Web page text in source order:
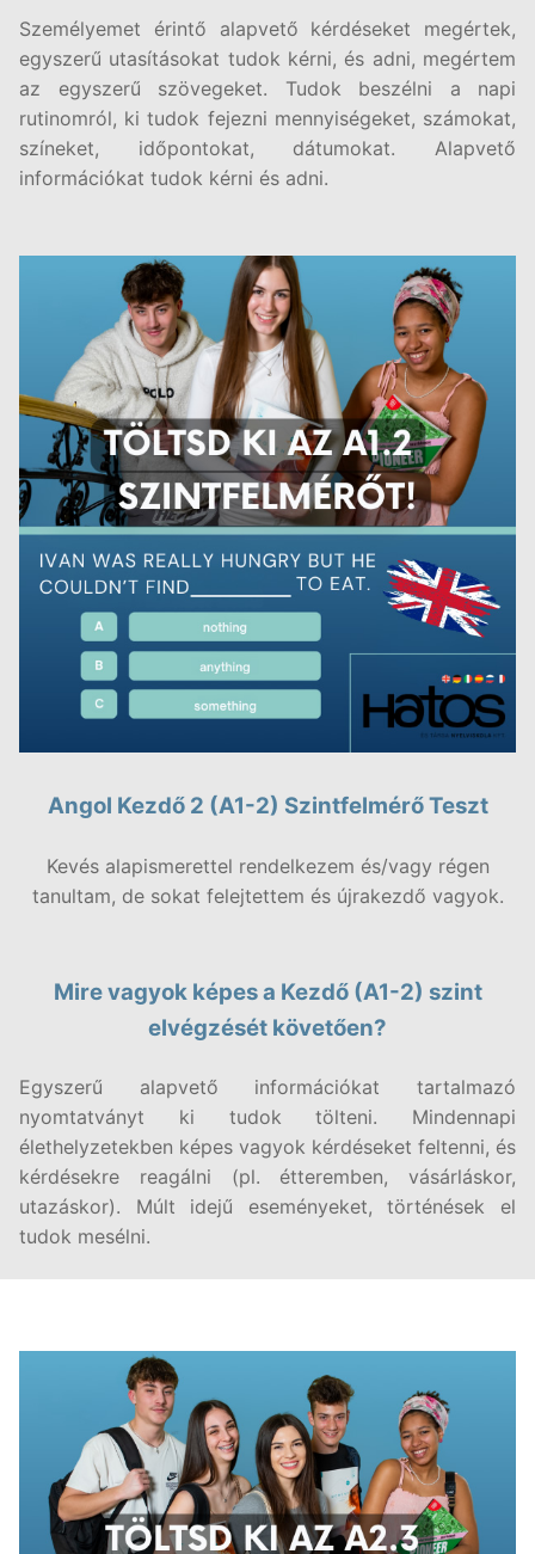
Személyemet érintő alapvető kérdéseket megértek,
egyszerű utasításokat tudok kérni, és adni, megértem
az egyszerű szövegeket. Tudok beszélni a napi
rutinomról, ki tudok fejezni mennyiségeket, számokat,
színeket, időpontokat, dátumokat. Alapvető
információkat tudok kérni és adni.
Angol Kezdő 2 (A1-2) Szintfelmérő Teszt
Kevés alapismerettel rendelkezem és/vagy régen
tanultam, de sokat felejtettem és újrakezdő vagyok.
Mire vagyok képes a Kezdő (A1-2) szint
elvégzését követően?
Egyszerű alapvető információkat tartalmazó
nyomtatványt ki tudok tölteni. Mindennapi
élethelyzetekben képes vagyok kérdéseket feltenni, és
kérdésekre reagálni (pl. étteremben, vásárláskor,
utazáskor). Múlt idejű eseményeket, történések el
tudok mesélni.